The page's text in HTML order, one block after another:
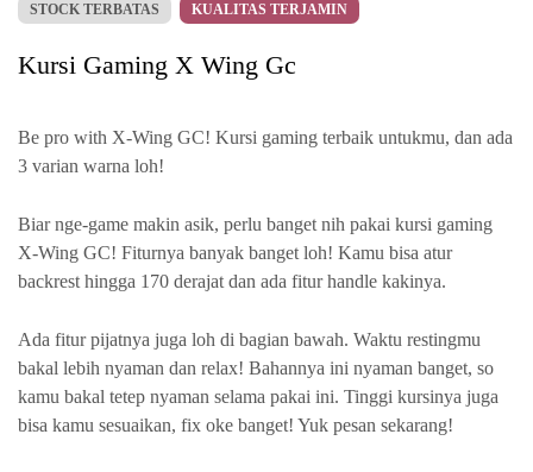
STOCK TERBATAS KUALITAS TERJAMIN
Kursi Gaming X Wing Gc
Be pro with X-Wing GC! Kursi gaming terbaik untukmu, dan ada
3 varian warna loh!
Biar nge-game makin asik, perlu banget nih pakai kursi gaming
X-Wing GC! Fiturnya banyak banget loh! Kamu bisa atur
backrest hingga 170 derajat dan ada fitur handle kakinya.
Ada fitur pijatnya juga loh di bagian bawah. Waktu restingmu
bakal lebih nyaman dan relax! Bahannya ini nyaman banget, so
kamu bakal tetep nyaman selama pakai ini. Tinggi kursinya juga
bisa kamu sesuaikan, fix oke banget! Yuk pesan sekarang!